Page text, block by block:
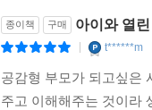
종이책 구매 아이와 열
t******m
공감형 부모가 되고싶은
주고 이해해주는 것이라